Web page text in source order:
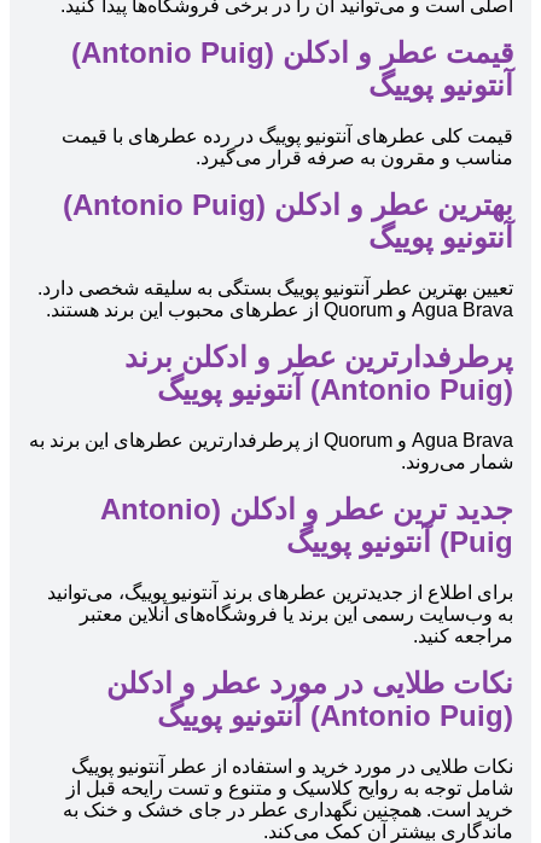
اصلی است و می‌توانید آن را در برخی فروشگاه‌ها پیدا کنید.
قیمت عطر و ادکلن (Antonio Puig)
آنتونیو پوییگ
قیمت کلی عطرهای آنتونیو پوییگ در رده عطرهای با قیمت
مناسب و مقرون به صرفه قرار می‌گیرد.
بهترین عطر و ادکلن (Antonio Puig)
آنتونیو پوییگ
تعیین بهترین عطر آنتونیو پوییگ بستگی به سلیقه شخصی دارد.
Agua Brava و Quorum از عطرهای محبوب این برند هستند.
پرطرفدارترین عطر و ادکلن برند
(Antonio Puig) آنتونیو پوییگ
Agua Brava و Quorum از پرطرفدارترین عطرهای این برند به
شمار می‌روند.
جدید ترین عطر و ادکلن (Antonio
Puig) آنتونیو پوییگ
برای اطلاع از جدیدترین عطرهای برند آنتونیو پوییگ، می‌توانید
به وب‌سایت رسمی این برند یا فروشگاه‌های آنلاین معتبر
مراجعه کنید.
نکات طلایی در مورد عطر و ادکلن
(Antonio Puig) آنتونیو پوییگ
نکات طلایی در مورد خرید و استفاده از عطر آنتونیو پوییگ
شامل توجه به روایح کلاسیک و متنوع و تست رایحه قبل از
خرید است. همچنین نگهداری عطر در جای خشک و خنک به
ماندگاری بیشتر آن کمک می‌کند.